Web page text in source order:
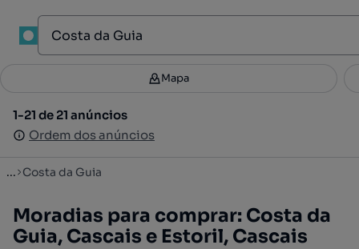
Filtros 2
1-21 de 21 anúncios
Ordem dos anúncios
Mapa
1-21 de 21 anúncios
Ordem dos anúncios
... Costa da Guia
Moradias para comprar: Costa da
Guia, Cascais e Estoril, Cascais